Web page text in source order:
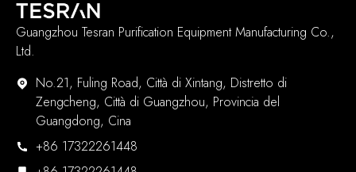
Guangzhou Tesran Purification Equipment Manufacturing Co.,
Ltd.
No.21, Fuling Road, Città di Xintang, Distretto di
Zengcheng, Città di Guangzhou, Provincia del
Guangdong, Cina
+86 17322261448